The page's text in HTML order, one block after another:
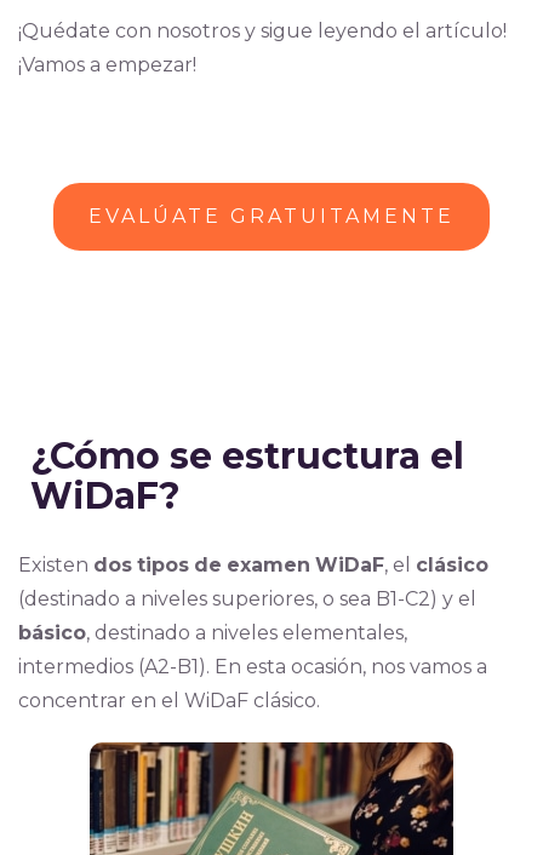
¡Quédate con nosotros y sigue leyendo el artículo!
¡Vamos a empezar!
EVALÚATE GRATUITAMENTE
¿Cómo se estructura el
WiDaF?
Existen dos tipos de examen WiDaF, el clásico
(destinado a niveles superiores, o sea B1-C2) y el
básico, destinado a niveles elementales,
intermedios (A2-B1). En esta ocasión, nos vamos a
concentrar en el WiDaF clásico.